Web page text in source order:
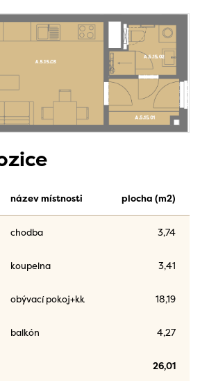
název místnosti plocha (m2)
chodba 3,74
koupelna 3,41
obývací pokoj+kk 18,19
balkón 4,27
26,01